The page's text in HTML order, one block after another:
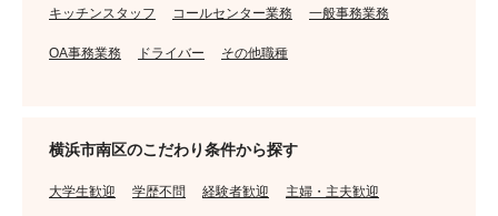
キッチンスタッフ コールセンター業務 一般事務業務
OA事務業務 ドライバー その他職種
横浜市南区のこだわり条件から探す
大学生歓迎 学歴不問 経験者歓迎 主婦・主夫歓迎